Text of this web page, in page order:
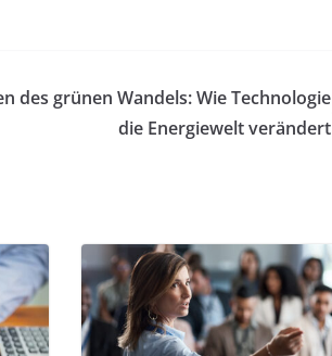
des grünen Wandels: Wie Technologie
die Energiewelt verändert